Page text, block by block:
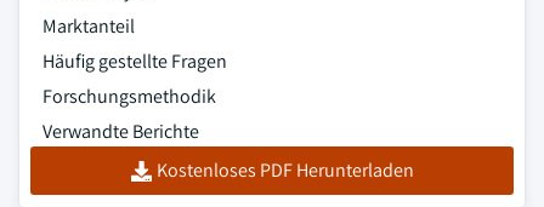
Marktanteil
Häufig gestellte Fragen
Forschungsmethodik
Verwandte Berichte
Kostenloses PDF Herunterladen